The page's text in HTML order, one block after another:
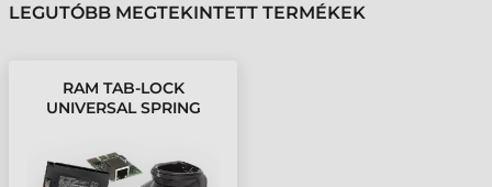
LEGUTÓBB MEGTEKINTETT TERMÉKEK
RAM TAB-LOCK
UNIVERSAL SPRING
LARGE TABLETS